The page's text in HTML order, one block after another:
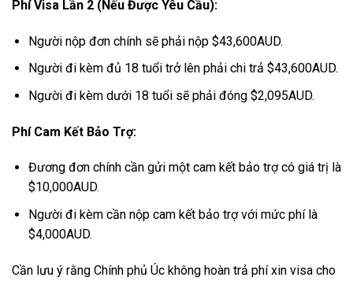
Phí Visa Lần 2 (Nếu Được Yêu Cầu):
Người nộp đơn chính sẽ phải nộp $43,600AUD.
Người đi kèm đủ 18 tuổi trở lên phải chi trả $43,600AUD.
Người đi kèm dưới 18 tuổi sẽ phải đóng $2,095AUD.
Phí Cam Kết Bảo Trợ:
Đương đơn chính cần gửi một cam kết bảo trợ có giá trị là
$10,000AUD.
Người đi kèm cần nộp cam kết bảo trợ với mức phí là
$4,000AUD.
Cần lưu ý rằng Chính phủ Úc không hoàn trả phí xin visa cho